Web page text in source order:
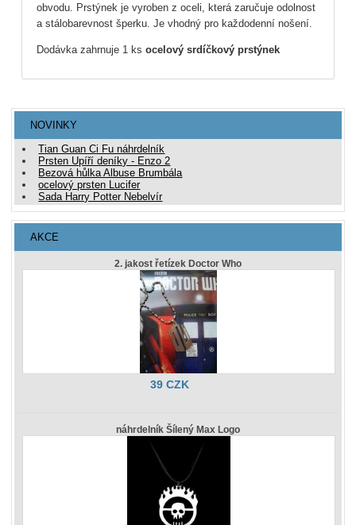
obvodu. Prstýnek je vyroben z oceli, která zaručuje odolnost
a stálobarevnost šperku. Je vhodný pro každodenní nošení.
Dodávka zahrnuje 1 ksocelový srdíčkový prstýnek
NOVINKY
Tian Guan Ci Fu náhrdelník
Prsten Upíří deníky - Enzo 2
Bezová hůlka Albuse Brumbála
ocelový prsten Lucifer
Sada Harry Potter Nebelvír
AKCE
2. jakost řetízek Doctor Who
39 CZK
náhrdelník Šílený Max Logo